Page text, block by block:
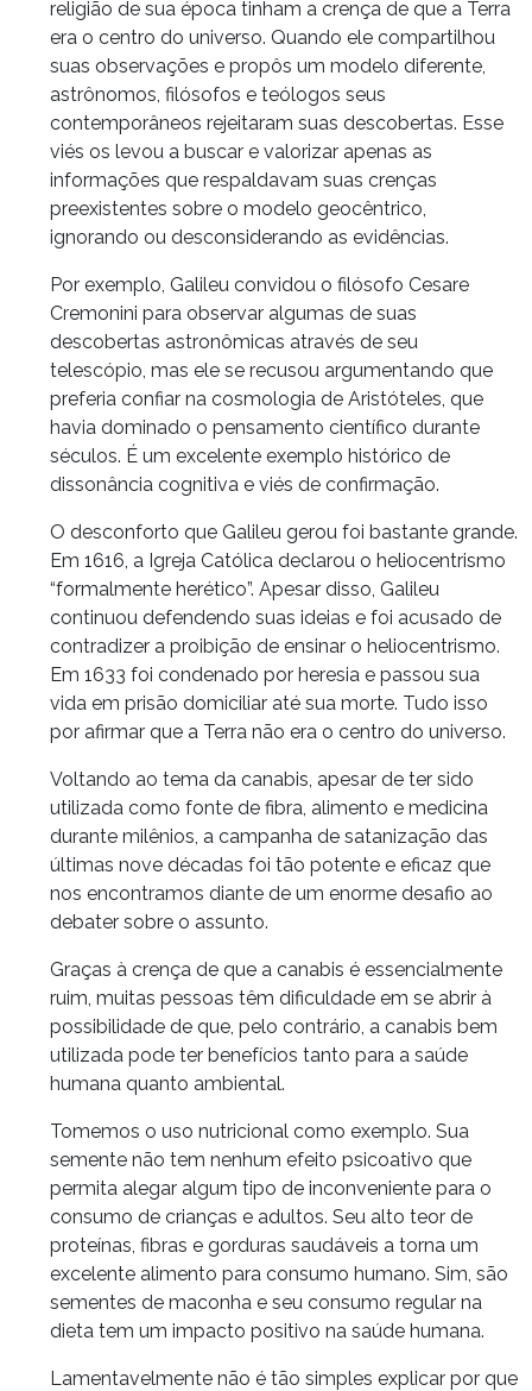
religião de sua época tinham a crença de que a Terra
era o centro do universo. Quando ele compartilhou
suas observações e propôs um modelo diferente,
astrônomos, filósofos e teólogos seus
contemporâneos rejeitaram suas descobertas. Esse
viés os levou a buscar e valorizar apenas as
informações que respaldavam suas crenças
preexistentes sobre o modelo geocêntrico,
ignorando ou desconsiderando as evidências.
Por exemplo, Galileu convidou o filósofo Cesare
Cremonini para observar algumas de suas
descobertas astronômicas através de seu
telescópio, mas ele se recusou argumentando que
preferia confiar na cosmologia de Aristóteles, que
havia dominado o pensamento científico durante
séculos. É um excelente exemplo histórico de
dissonância cognitiva e viés de confirmação.
O desconforto que Galileu gerou foi bastante grande.
Em 1616, a Igreja Católica declarou o heliocentrismo
“formalmente herético”. Apesar disso, Galileu
continuou defendendo suas ideias e foi acusado de
contradizer a proibição de ensinar o heliocentrismo.
Em 1633 foi condenado por heresia e passou sua
vida em prisão domiciliar até sua morte. Tudo isso
por afirmar que a Terra não era o centro do universo.
Voltando ao tema da canabis, apesar de ter sido
utilizada como fonte de fibra, alimento e medicina
durante milênios, a campanha de satanização das
últimas nove décadas foi tão potente e eficaz que
nos encontramos diante de um enorme desafio ao
debater sobre o assunto.
Graças à crença de que a canabis é essencialmente
ruim, muitas pessoas têm dificuldade em se abrir à
possibilidade de que, pelo contrário, a canabis bem
utilizada pode ter benefícios tanto para a saúde
humana quanto ambiental.
Tomemos o uso nutricional como exemplo. Sua
semente não tem nenhum efeito psicoativo que
permita alegar algum tipo de inconveniente para o
consumo de crianças e adultos. Seu alto teor de
proteínas, fibras e gorduras saudáveis a torna um
excelente alimento para consumo humano. Sim, são
sementes de maconha e seu consumo regular na
dieta tem um impacto positivo na saúde humana.
Lamentavelmente não é tão simples explicar por que